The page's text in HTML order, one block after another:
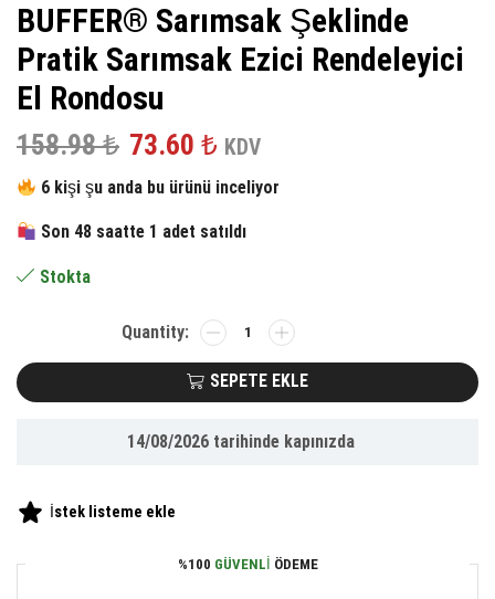
BUFFER® Sarımsak Şeklinde
Pratik Sarımsak Ezici Rendeleyici
El Rondosu
158.98₺ Orijinal
fiyat:
158.98 ₺.
73.60 ₺ Şu
andaki
fiyat:
KDV
6 kişi şu anda bu ürünü inceliyor
Son 48 saatte 1 adet satıldı
Stokta
BUFFER®
Sarımsak
Şeklinde
Pratik
Ezici
SEPETE EKLE
14/08/2026 tarihinde kapınızda
İstek listeme ekle
%100 GÜVENLI ÖDEME